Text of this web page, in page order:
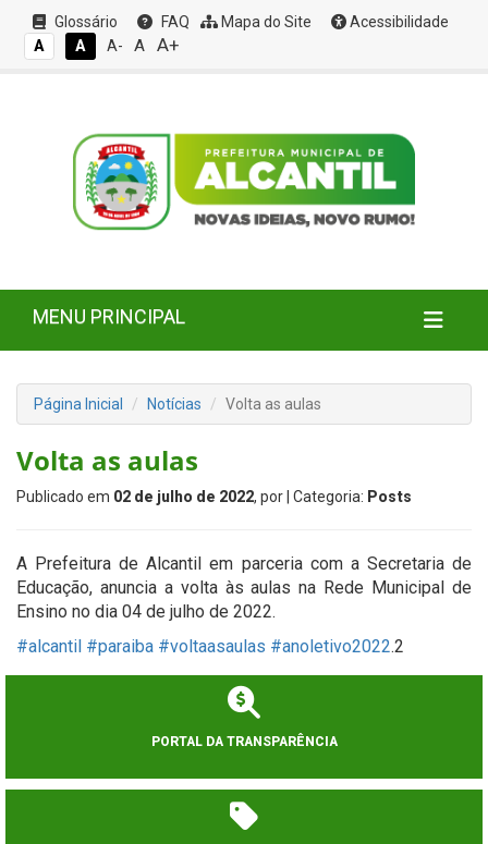
Glossário FAQ Mapa do Site
Acessibilidade
A
A A- A A+
MENU PRINCIPAL
Página Inicial Notícias Volta as aulas
Volta as aulas
Publicado em 02 de julho de 2022, por | Categoria: Posts
A Prefeitura de Alcantil em parceria com a Secretaria de
Educação, anuncia a volta às aulas na Rede Municipal de
Ensino no dia 04 de julho de 2022.
#alcantil #paraiba #voltaasaulas #anoletivo2022.2
PORTAL DA TRANSPARÊNCIA